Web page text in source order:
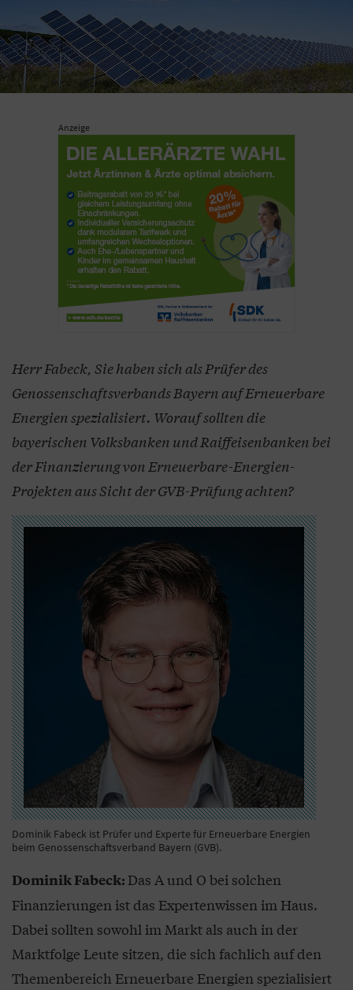
Anzeige
Herr Fabeck, Sie haben sich als Prüfer des
Genossenschaftsverbands Bayern auf Erneuerbare
Energien spezialisiert. Worauf sollten die
bayerischen Volksbanken und Raiffeisenbanken bei
der Finanzierung von Erneuerbare-Energien-
Projekten aus Sicht der GVB-Prüfung achten?
Dominik Fabeck ist Prüfer und Experte für Erneuerbare Energien
beim Genossenschaftsverband Bayern (GVB).
Dominik Fabeck:Das A und O bei solchen
Finanzierungen ist das Expertenwissen im Haus.
Dabei sollten sowohl im Markt als auch in der
Marktfolge Leute sitzen, die sich fachlich auf den
Themenbereich Erneuerbare Energien spezialisiert